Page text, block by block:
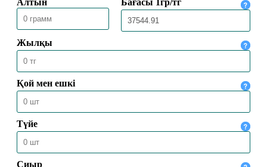
31.07.2026